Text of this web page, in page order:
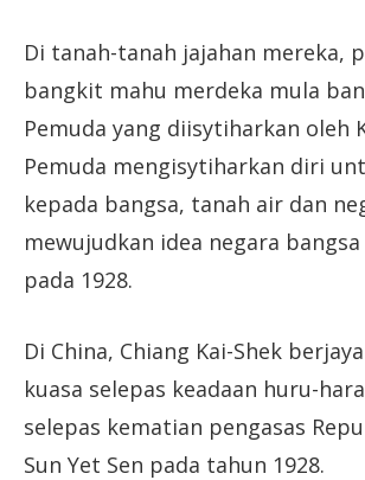
Di tanah-tanah jajahan mereka,
bangkit mahu merdeka mula
Pemuda yang diisytiharkan oleh
Pemuda mengisytiharkan diri
kepada bangsa, tanah air dan
mewujudkan idea negara
pada 1928.
Di China, Chiang Kai-Shek
kuasa selepas keadaan huru-
selepas kematian pengasas
Sun Yet Sen pada tahun 1928.